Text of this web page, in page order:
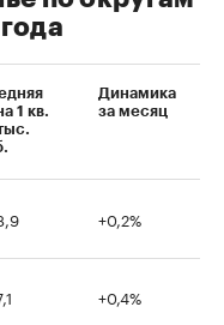
1 кв.
Динамика
за месяц
+0,2%
+0,4%